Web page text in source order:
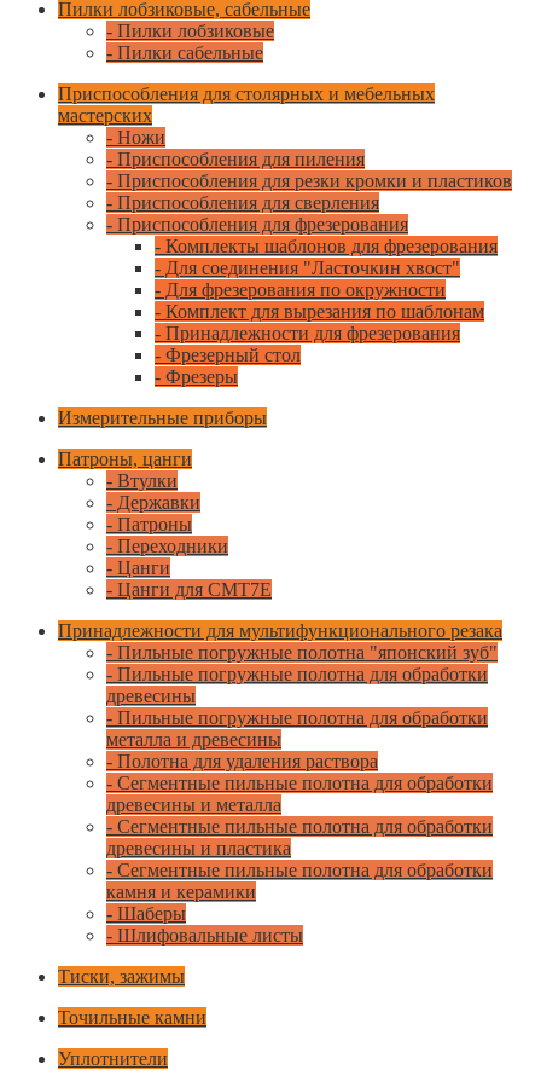
Пилки лобзиковые, сабельные
- Пилки лобзиковые
- Пилки сабельные
Приспособления для столярных и мебельных
мастерских
- Ножи
- Приспособления для пиления
- Приспособления для резки кромки и пластиков
- Приспособления для сверления
- Приспособления для фрезерования
- Комплекты шаблонов для фрезерования
- Для соединения "Ласточкин хвост"
- Для фрезерования по окружности
- Комплект для вырезания по шаблонам
- Принадлежности для фрезерования
- Фрезерный стол
- Фрезеры
Измерительные приборы
Патроны, цанги
- Втулки
- Державки
- Патроны
- Переходники
- Цанги
- Цанги для CMT7E
Принадлежности для мультифункционального резака
- Пильные погружные полотна "японский зуб"
- Пильные погружные полотна для обработки
древесины
- Пильные погружные полотна для обработки
металла и древесины
- Полотна для удаления раствора
- Сегментные пильные полотна для обработки
древесины и металла
- Сегментные пильные полотна для обработки
древесины и пластика
- Сегментные пильные полотна для обработки
камня и керамики
- Шаберы
- Шлифовальные листы
Тиски, зажимы
Точильные камни
Уплотнители